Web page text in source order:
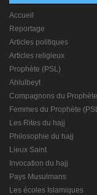
Accueil
Reportage
Articles politiques
Articles religieux
Prophète (PSL)
Ahlulbeyt
Compagnons du
Femmes du Prophète
Les Rites du hajj
Philosophie du hajj
Lieux Saint
Invocation du hajj
Pays Musulmans
Les écoles Islamiques